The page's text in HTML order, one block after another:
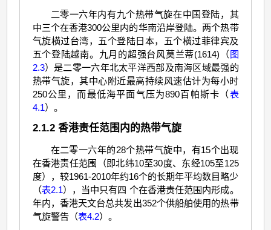
二零一六年内有九个热带气旋在中国登陆，其
中三个在香港300公里内的华南沿岸登陆。两个热带
气旋横过台湾，五个登陆日本，五个横过菲律宾及
五个登陆越南。九月的超强台风莫兰蒂(1614)（ 图
2.3）是二零一六年北太平洋西部及南海区域最强的
热带气旋，其中心附近最高持续风速估计为每小时
250公里，而最低海平面气压为890百帕斯卡（表
4.1）。
2.1.2 香港责任范围内的热带气旋
在二零一六年的28个热带气旋中，有15个出现
在香港责任范围（即北纬10至30度、东经105至125
度），较1961-2010年约16个的长期年平均数目略少
（表2.1），当中只有四 个在香港责任范围内形成。
年内，香港天文台总共发出352个供船舶使用的热带
气旋警告（表4.2）。